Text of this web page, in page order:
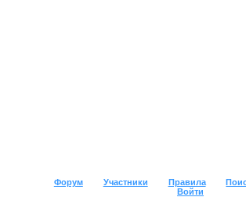
Форум Участники Правила
Войти